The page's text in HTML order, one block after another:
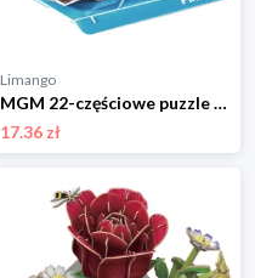
Limango
MGM 22-częściowe puzzle 3D "Pirate ship" - 5+ rozmiar: onesize
17.36 zł